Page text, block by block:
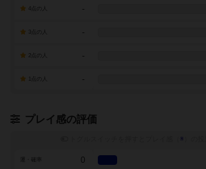
-
-
-
-
プレイ感の評価
※
0